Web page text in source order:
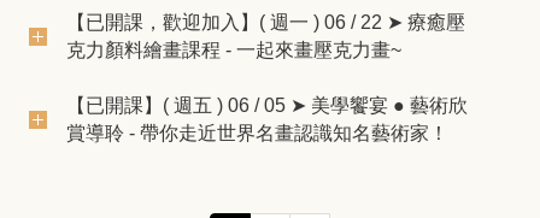
【已開課，歡迎加入】( 週一 ) 06 / 22 ➤ 療癒壓
克力顏料繪畫課程 - 一起來畫壓克力畫~
【已開課】( 週五 ) 06 / 05 ➤ 美學饗宴 ● 藝術欣
賞導聆 - 帶你走近世界名畫認識知名藝術家！